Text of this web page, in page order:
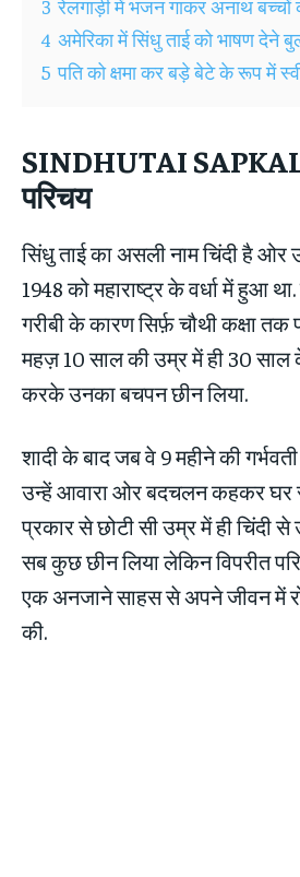
3 रेलगाड़ी में भजन गाकर अनाथ बच्चों
4 अमेरिका में सिंधु ताई को भाषण देने
5 पति को क्षमा कर बड़े बेटे के रूप में
SINDHUTAI
परिचय
सिंधु ताई का असली नाम चिंदी है ओर
1948 को महाराष्ट्र के वर्धा में हुआ
गरीबी के कारण सिर्फ़ चौथी कक्षा
महज़ 10 साल की उम्र में ही 30 साल
करके उनका बचपन छीन लिया.
शादी के बाद जब वे 9 महीने की
उन्हें आवारा ओर बदचलन कहकर घर
प्रकार से छोटी सी उम्र में ही चिंदी
सब कुछ छीन लिया लेकिन विपरीत
एक अनजाने साहस से अपने जीवन में
की.